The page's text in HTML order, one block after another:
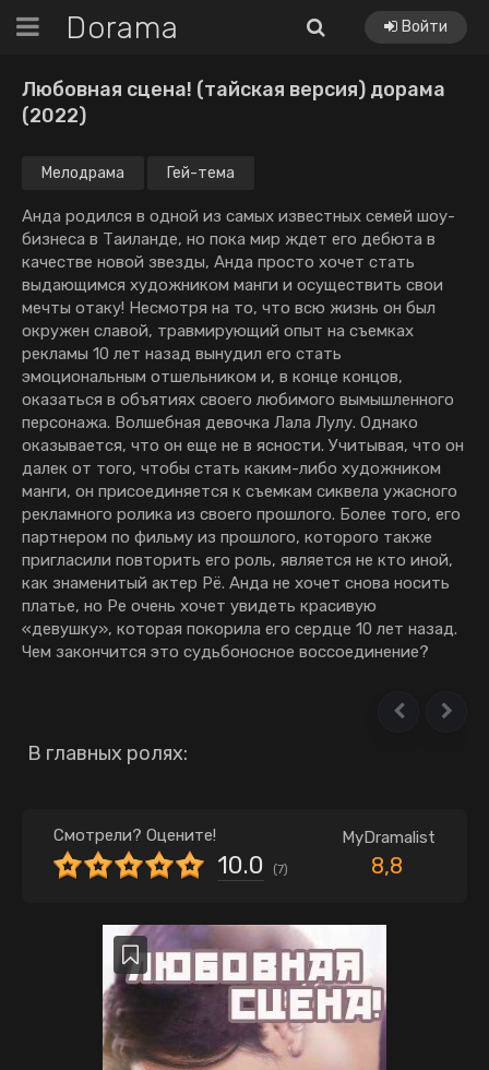
Dorama Войти
Любовная сцена! (тайская версия) дорама
(2022)
Мелодрама Гей-тема
Анда родился в одной из самых известных семей шоу-
бизнеса в Таиланде, но пока мир ждет его дебюта в
качестве новой звезды, Анда просто хочет стать
выдающимся художником манги и осуществить свои
мечты отаку! Несмотря на то, что всю жизнь он был
окружен славой, травмирующий опыт на съемках
рекламы 10 лет назад вынудил его стать
эмоциональным отшельником и, в конце концов,
оказаться в объятиях своего любимого вымышленного
персонажа. Волшебная девочка Лала Лулу. Однако
оказывается, что он еще не в ясности. Учитывая, что он
далек от того, чтобы стать каким-либо художником
манги, он присоединяется к съемкам сиквела ужасного
рекламного ролика из своего прошлого. Более того, его
партнером по фильму из прошлого, которого также
пригласили повторить его роль, является не кто иной,
как знаменитый актер Рё. Анда не хочет снова носить
платье, но Ре очень хочет увидеть красивую
«девушку», которая покорила его сердце 10 лет назад.
Чем закончится это судьбоносное воссоединение?
В главных ролях:
Смотрели? Оцените!
10.0 (7)
MyDramalist
8,8